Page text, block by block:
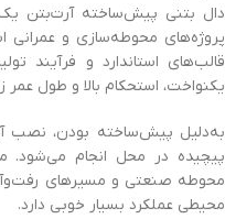
دال بتنی پیش‌ساخته آرت‌بتن یک
پروژه‌های محوطه‌سازی و عمرانی
قالب‌های استاندارد و فرآیند
یکنواخت، استحکام بالا و طول عمر
به‌دلیل پیش‌ساخته بودن، نصب
پیچیده در محل انجام می‌شود.
محوطه صنعتی و مسیرهای
محیطی عملکرد بسیار خوبی دارد.